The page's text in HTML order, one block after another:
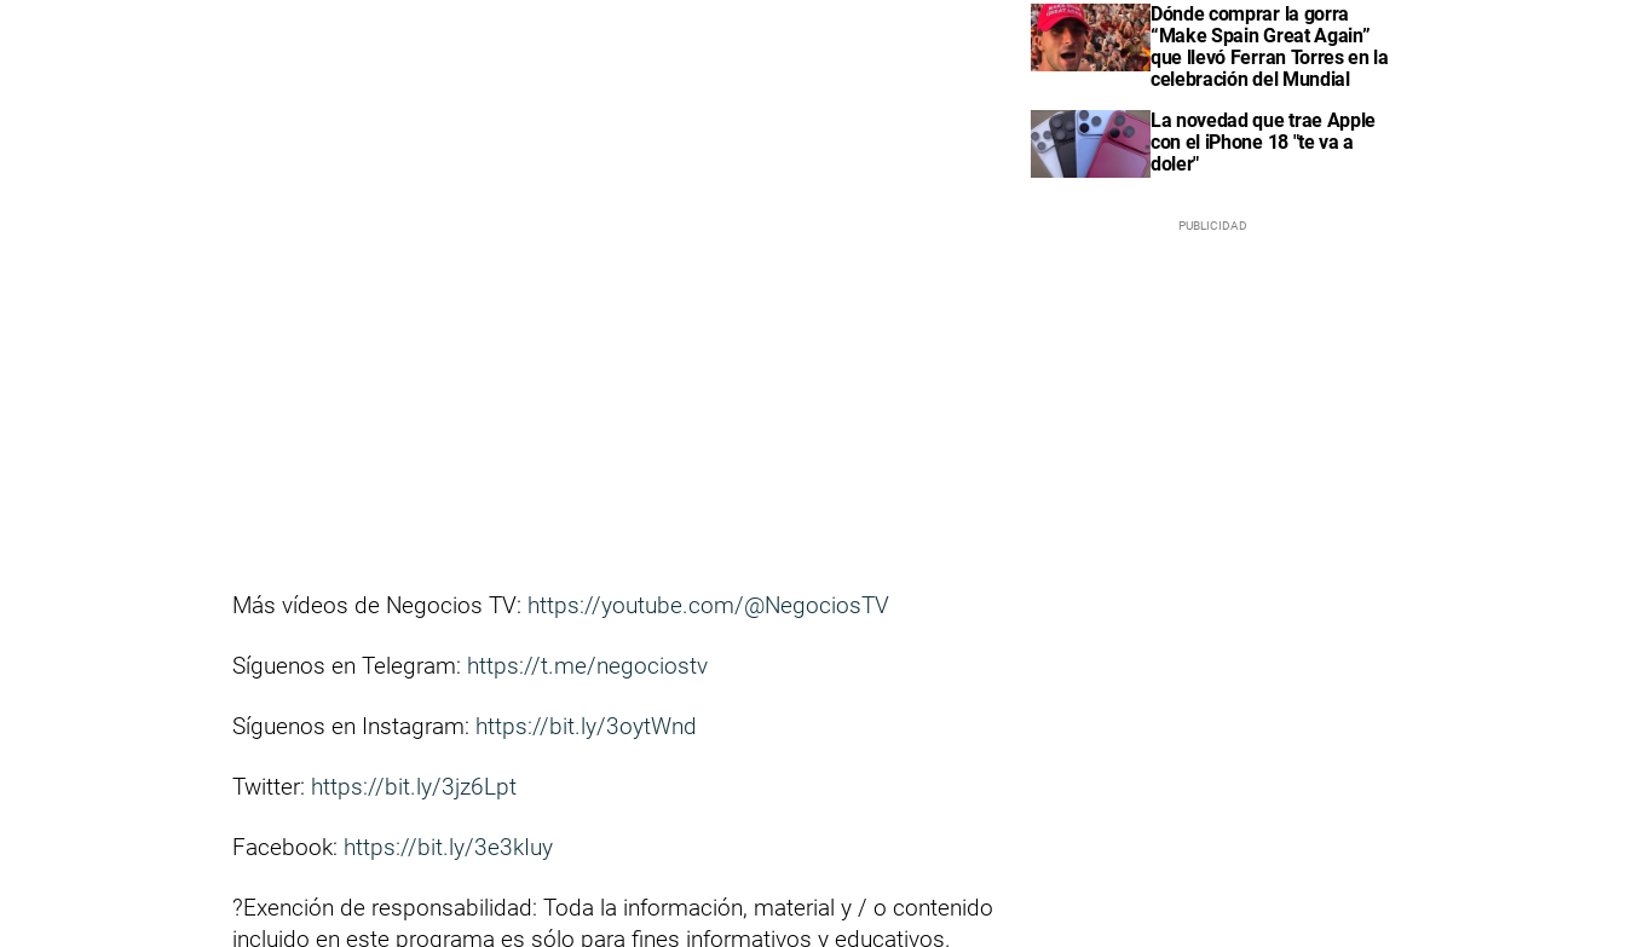
Más vídeos de Negocios TV: https://youtube.com/@NegociosTV
Síguenos en Telegram: https://t.me/negociostv
Síguenos en Instagram: https://bit.ly/3oytWnd
Twitter: https://bit.ly/3jz6Lpt
Facebook: https://bit.ly/3e3kIuy
?Exención de responsabilidad: Toda la información, material y / o contenido
incluido en este programa es sólo para fines informativos y educativos.
Dónde comprar la gorra
“Make Spain Great Again”
que llevó Ferran Torres en la
celebración del Mundial
La novedad que trae Apple
con el iPhone 18 "te va a
doler"